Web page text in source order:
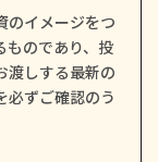
のイメージをつ
ものであり、投
渡しする最新の
必ずご確認のう